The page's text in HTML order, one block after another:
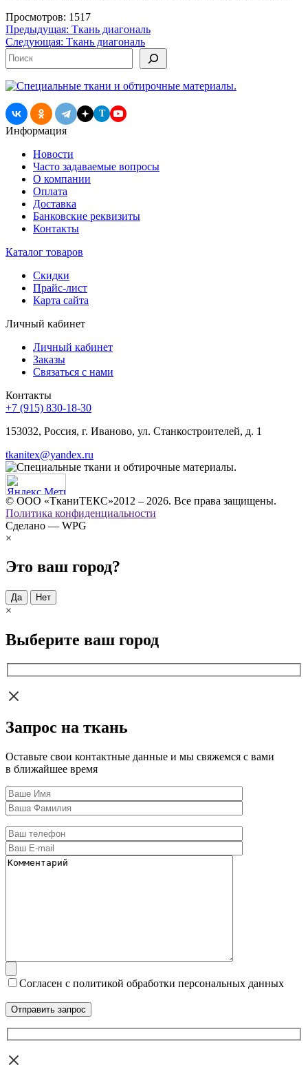
Просмотров: 1517
Навигация
по
записям
Предыдущая: Ткань диагональ
Следующая: Ткань диагональ
Поиск
T
Информация
Новости
Часто задаваемые вопросы
О компании
Оплата
Доставка
Банковские реквизиты
Контакты
Каталог товаров
Скидки
Прайс-лист
Карта сайта
Личный кабинет
Личный кабинет
Заказы
Связаться с нами
Контакты
+7 (915) 830-18-30
153032, Россия, г. Иваново, ул. Станкостроителей, д. 1
tkanitex@yandex.ru
© ООО «ТканиТЕКС»2012 – 2026. Все права защищены.
Политика конфиденциальности
Сделано — WPG
×
Это ваш город?
Да Нет
×
Выберите ваш город
Запрос на ткань
Оставьте свои контактные данные и мы свяжемся с вами
в ближайшее время
Согласен с политикой обработки персональных данных